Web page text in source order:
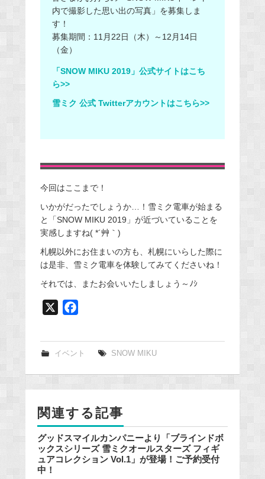
内で撮影した思い出の写真」を募集しま
す！
募集期間：11月22日（木）～12月14日
（金）
「SNOW MIKU 2019」公式サイトはこち
ら>>
雪ミク 公式 Twitterアカウントはこちら>>
今回はここまで！
いかがだったでしょうか…！雪ミク電車が始まる
と「SNOW MIKU 2019」が近づいていることを
実感しますね( *´艸｀)
札幌以外にお住まいの方も、札幌にいらした際に
は是非、雪ミク電車を体験してみてくださいね！
それでは、またお会いいたしましょう～ﾉｼ
e
k
イベント SNOW MIKU
関連する記事
グッドスマイルカンパニーより「ブラインドボ
ックスシリーズ 雪ミクオールスターズ フィギ
ュアコレクション Vol.1」が登場！ご予約受付
中！